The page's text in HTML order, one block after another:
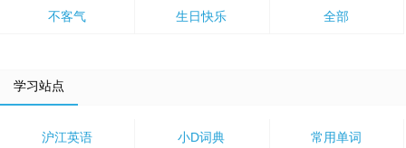
不客气 生日快乐 全部
学习站点
沪江英语 小D词典 常用单词